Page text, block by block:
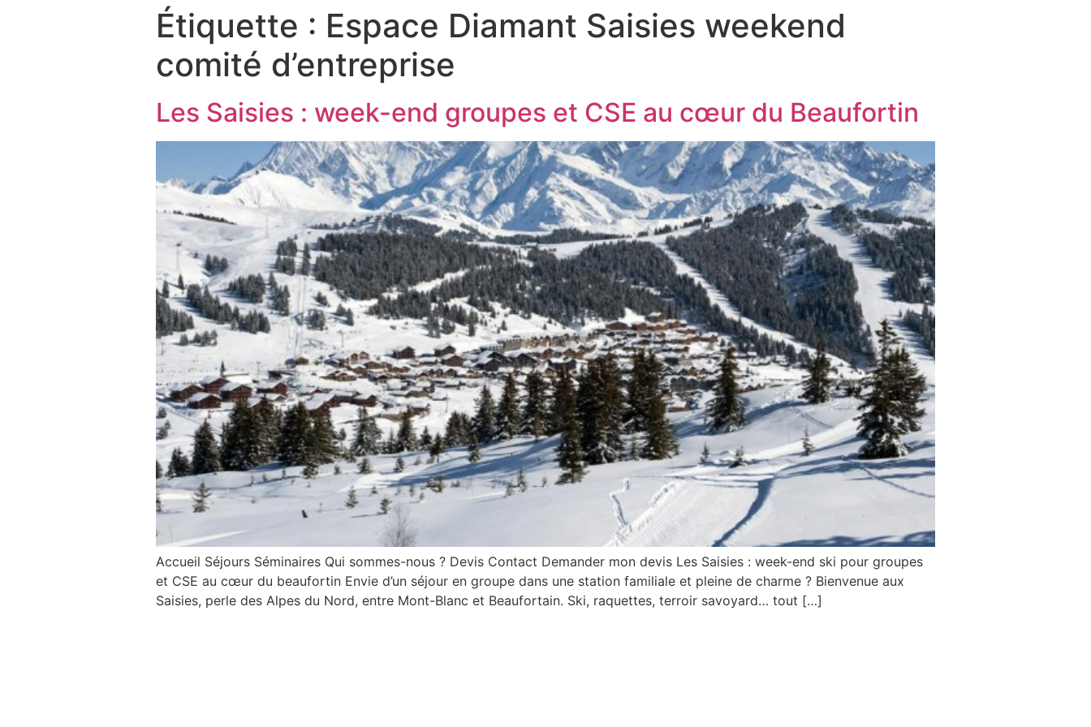
Étiquette : Espace Diamant Saisies weekend
comité d’entreprise
Les Saisies : week-end groupes et CSE au cœur du Beaufortin
Accueil Séjours Séminaires Qui sommes-nous ? Devis Contact Demander mon devis Les Saisies : week-end ski pour groupes
et CSE au cœur du beaufortin Envie d’un séjour en groupe dans une station familiale et pleine de charme ? Bienvenue aux
Saisies, perle des Alpes du Nord, entre Mont-Blanc et Beaufortain. Ski, raquettes, terroir savoyard… tout […]